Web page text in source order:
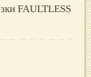
FAULTLESS